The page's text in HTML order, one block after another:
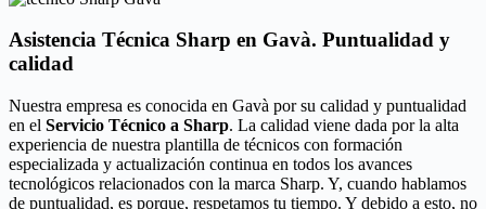
Asistencia Técnica Sharp en Gavà. Puntualidad y
calidad
Nuestra empresa es conocida en Gavà por su calidad y puntualidad
en el Servicio Técnico a Sharp. La calidad viene dada por la alta
experiencia de nuestra plantilla de técnicos con formación
especializada y actualización continua en todos los avances
tecnológicos relacionados con la marca Sharp. Y, cuando hablamos
de puntualidad, es porque, respetamos tu tiempo. Y debido a esto, no